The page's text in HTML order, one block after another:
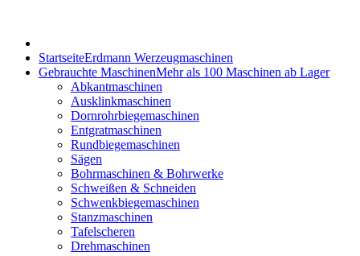
StartseiteErdmann Werzeugmaschinen
Gebrauchte MaschinenMehr als 100 Maschinen ab Lager
Abkantmaschinen
Ausklinkmaschinen
Dornrohrbiegemaschinen
Entgratmaschinen
Rundbiegemaschinen
Sägen
Bohrmaschinen & Bohrwerke
Schweißen & Schneiden
Schwenkbiegemaschinen
Stanzmaschinen
Tafelscheren
Drehmaschinen